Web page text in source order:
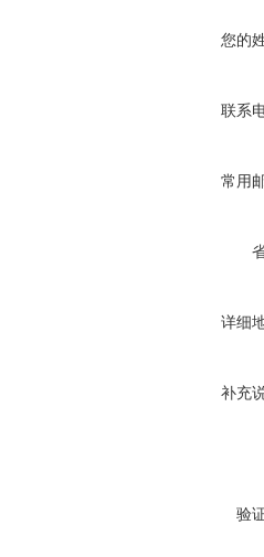
您的
联系
常用
详细
补充
验